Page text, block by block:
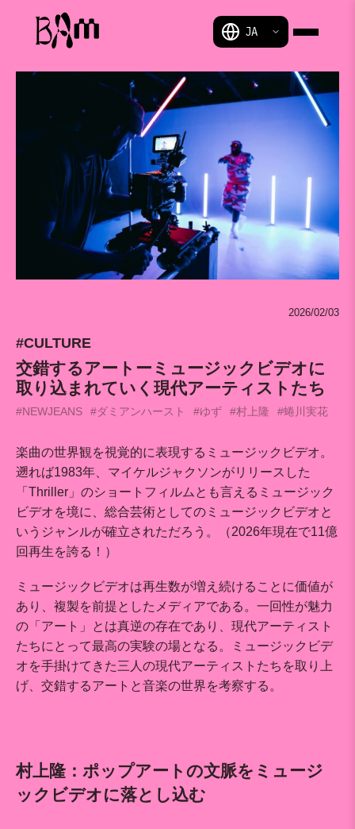
2026/02/03
#CULTURE
交錯するアートーミュージックビデオに
取り込まれていく現代アーティストたち
#NEWJEANS #ダミアンハースト #ゆず #村上隆 #蜷川実花
楽曲の世界観を視覚的に表現するミュージックビデオ。
遡れば1983年、マイケルジャクソンがリリースした
「Thriller」のショートフィルムとも言えるミュージック
ビデオを境に、総合芸術としてのミュージックビデオと
いうジャンルが確立されただろう。（2026年現在で11億
回再生を誇る！）
ミュージックビデオは再生数が増え続けることに価値が
あり、複製を前提としたメディアである。一回性が魅力
の「アート」とは真逆の存在であり、現代アーティスト
たちにとって最高の実験の場となる。ミュージックビデ
オを手掛けてきた三人の現代アーティストたちを取り上
げ、交錯するアートと音楽の世界を考察する。
村上隆：ポップアートの文脈をミュージ
ックビデオに落とし込む